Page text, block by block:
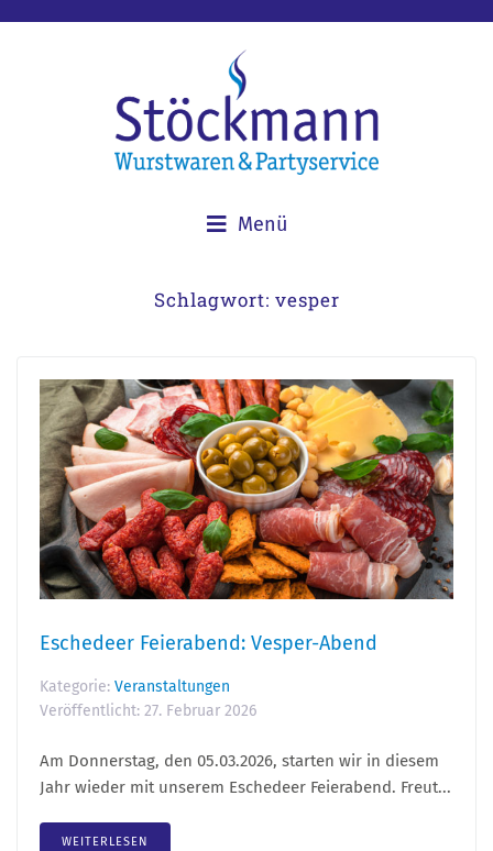
Menü
Schlagwort: vesper
Eschedeer Feierabend: Vesper-Abend
Kategorie: Veranstaltungen
Veröffentlicht: 27. Februar 2026
Am Donnerstag, den 05.03.2026, starten wir in diesem
Jahr wieder mit unserem Eschedeer Feierabend. Freut...
WEITERLESEN